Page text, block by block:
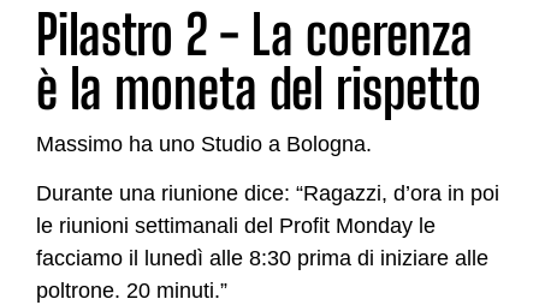
Pilastro 2 - La coerenza
è la moneta del rispetto
Massimo ha uno Studio a Bologna.
Durante una riunione dice: “Ragazzi, d’ora in poi
le riunioni settimanali del Profit Monday le
facciamo il lunedì alle 8:30 prima di iniziare alle
poltrone. 20 minuti.”